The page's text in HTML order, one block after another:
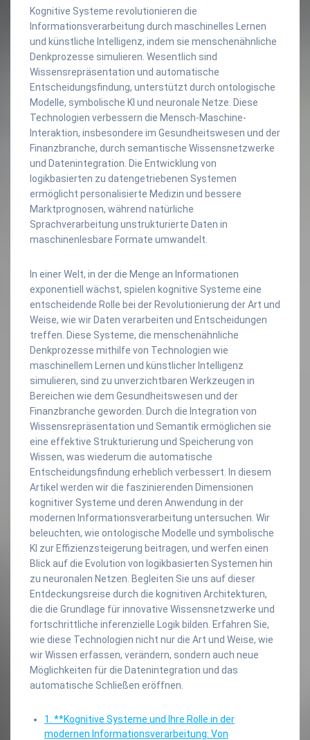
Kognitive Systeme revolutionieren die
Informationsverarbeitung durch maschinelles Lernen
und künstliche Intelligenz, indem sie menschenähnliche
Denkprozesse simulieren. Wesentlich sind
Wissensrepräsentation und automatische
Entscheidungsfindung, unterstützt durch ontologische
Modelle, symbolische KI und neuronale Netze. Diese
Technologien verbessern die Mensch-Maschine-
Interaktion, insbesondere im Gesundheitswesen und der
Finanzbranche, durch semantische Wissensnetzwerke
und Datenintegration. Die Entwicklung von
logikbasierten zu datengetriebenen Systemen
ermöglicht personalisierte Medizin und bessere
Marktprognosen, während natürliche
Sprachverarbeitung unstrukturierte Daten in
maschinenlesbare Formate umwandelt.
In einer Welt, in der die Menge an Informationen
exponentiell wächst, spielen kognitive Systeme eine
entscheidende Rolle bei der Revolutionierung der Art und
Weise, wie wir Daten verarbeiten und Entscheidungen
treffen. Diese Systeme, die menschenähnliche
Denkprozesse mithilfe von Technologien wie
maschinellem Lernen und künstlicher Intelligenz
simulieren, sind zu unverzichtbaren Werkzeugen in
Bereichen wie dem Gesundheitswesen und der
Finanzbranche geworden. Durch die Integration von
Wissensrepräsentation und Semantik ermöglichen sie
eine effektive Strukturierung und Speicherung von
Wissen, was wiederum die automatische
Entscheidungsfindung erheblich verbessert. In diesem
Artikel werden wir die faszinierenden Dimensionen
kognitiver Systeme und deren Anwendung in der
modernen Informationsverarbeitung untersuchen. Wir
beleuchten, wie ontologische Modelle und symbolische
KI zur Effizienzsteigerung beitragen, und werfen einen
Blick auf die Evolution von logikbasierten Systemen hin
zu neuronalen Netzen. Begleiten Sie uns auf dieser
Entdeckungsreise durch die kognitiven Architekturen,
die die Grundlage für innovative Wissensnetzwerke und
fortschrittliche inferenzielle Logik bilden. Erfahren Sie,
wie diese Technologien nicht nur die Art und Weise, wie
wir Wissen erfassen, verändern, sondern auch neue
Möglichkeiten für die Datenintegration und das
automatische Schließen eröffnen.
1. **Kognitive Systeme und Ihre Rolle in der
modernen Informationsverarbeitung: Von